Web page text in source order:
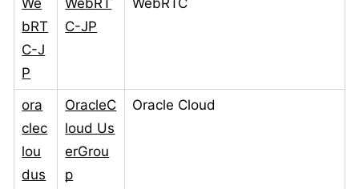
We
bRT
C-J
P
WebRT
C-JP
WebRTC
ora
clec
lou
dus
OracleC
loud Us
erGrou
p
Oracle Cloud